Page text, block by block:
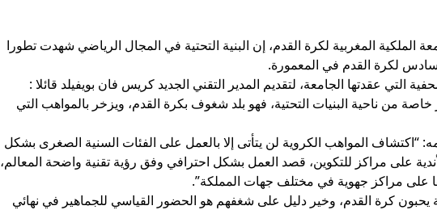
الملكية المغربية لكرة القدم، إن البنية التحتية في المجال الرياضي شهدت تطورا
لكرة القدم في المعمورة.
التي عقدتها الجامعة، لتقديم المدير التقني الجديد كريس فان بويفيلد قائلا :
من ناحية البنيات التحتية، فهو بلد شغوف بكرة القدم، ويزخر بالمواهب التي
المواهب الكروية لن يتأتى إلا بالعمل على الفئات السنية الصغرى بشكل
على مراكز للتكوين، قصد العمل بشكل احترافي وفق رؤية تقنية واضحة المعالم،
على مراكز جهوية في مختلف جهات المملكة”.
يحبون كرة القدم، وخير دليل على شغفهم هو الحضور القياسي للجماهير في نهائي